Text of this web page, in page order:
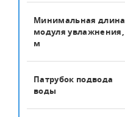
Минимальная длина
модуля увлажнения,
м
Патрубок подвода
воды